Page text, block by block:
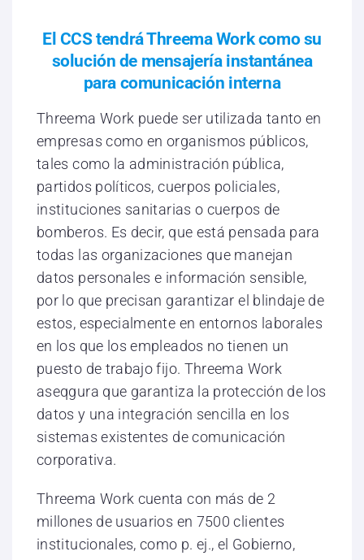
El CCS tendrá Threema Work como su
solución de mensajería instantánea
para comunicación interna
Threema Work puede ser utilizada tanto en
empresas como en organismos públicos,
tales como la administración pública,
partidos políticos, cuerpos policiales,
instituciones sanitarias o cuerpos de
bomberos. Es decir, que está pensada para
todas las organizaciones que manejan
datos personales e información sensible,
por lo que precisan garantizar el blindaje de
estos, especialmente en entornos laborales
en los que los empleados no tienen un
puesto de trabajo fijo. Threema Work
aseqgura que garantiza la protección de los
datos y una integración sencilla en los
sistemas existentes de comunicación
corporativa.
Threema Work cuenta con más de 2
millones de usuarios en 7500 clientes
institucionales, como p. ej., el Gobierno,